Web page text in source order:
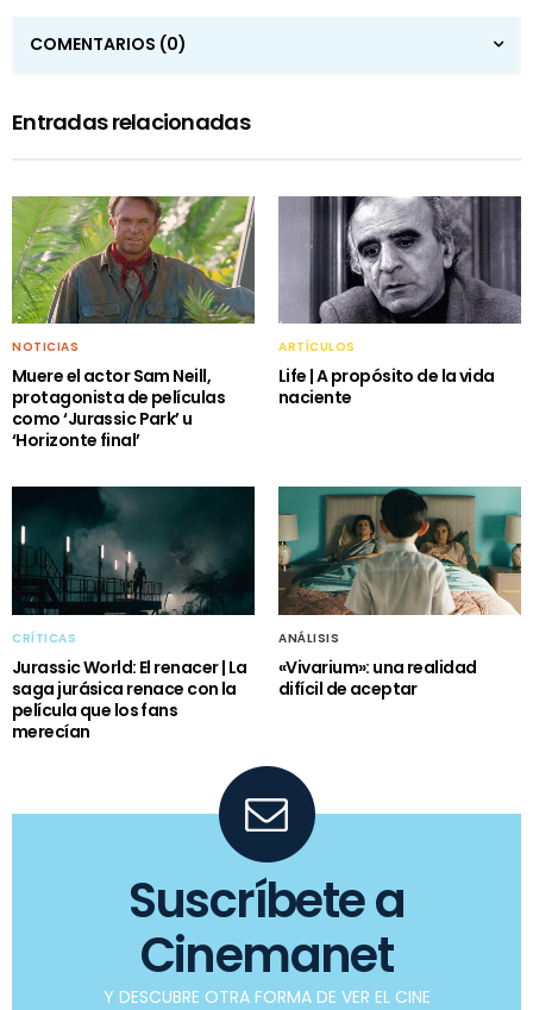
COMENTARIOS (0)
Entradas relacionadas
NOTICIAS
Muere el actor Sam Neill,
protagonista de películas
como ‘Jurassic Park’ u
‘Horizonte final’
ARTÍCULOS
Life | A propósito de la vida
naciente
CRÍTICAS
Jurassic World: El renacer | La
saga jurásica renace con la
película que los fans
merecían
ANÁLISIS
«Vivarium»: una realidad
difícil de aceptar
Suscríbete a
Cinemanet
Y DESCUBRE OTRA FORMA DE VER EL CINE